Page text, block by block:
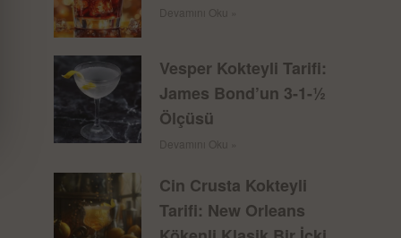
Devamını Oku »
Vesper Kokteyli Tarifi:
James Bond’un 3-1-½
Ölçüsü
Devamını Oku »
Cin Crusta Kokteyli
Tarifi: New Orleans